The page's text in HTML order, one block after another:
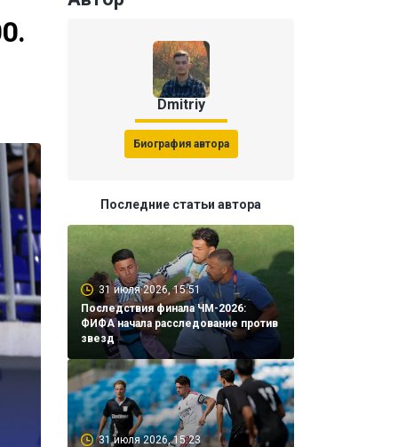
Dmitriy
Биография автора
Последние статьи автора
31 июля 2026, 15:51
Последствия финала ЧМ-2026:
ФИФА начала расследование против
звезд
31 июля 2026, 15:23